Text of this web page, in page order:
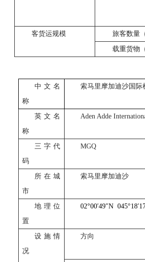
客货运规模 旅客数量
载重货物
中文名
称
索马里摩加迪沙国际
英文名
称
Aden Adde
三字代
码
MGQ
所在城
市
索马里摩加迪沙
地理位
置
02°00′49″N 045°18′
设施情
况
方向